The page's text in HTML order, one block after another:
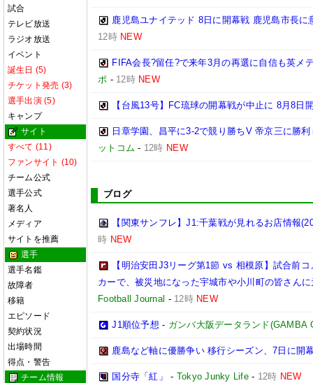
試合
テレビ放送
ラジオ放送
イベント
誕生日 (5)
チケット発売 (3)
選手出演 (5)
キャンプ
サイト
すべて (11)
ファンサイト (10)
チーム公式
選手公式
著名人
メディア
サイトを推薦
選手
選手名鑑
故障者
移籍
エピソード
契約状況
出場時間
得点・警告
チーム情報
鹿児島ユナイテッド 8日に開幕戦 鹿児島市長に
12時 NEW
FIFA会長?留任?で来年3月の再選に自信も英メ
ポ - 12時 NEW
【台風13号】FC琉球の開幕戦が中止に 8月8日
日章学園、昌平に3-2で競り勝ちV 帝京三に勝
ットコム - 12時 NEW
ブログ
【関東サンフレ】J1:千葉戦が見れるお店情報
時 NEW
【明治安田J3リーグ第1節 vs 相模原】試合前
カーで、被災地になった宇城市や小川町の皆さん
Football Journal - 12時 NEW
J1順位予想 - ガンバ大阪データランド(GAMBA
鹿島など軸に優勝争い 移行シーズン、7日に開
国分寺「紅」 - Tokyo Junky Life- 12時 NEW